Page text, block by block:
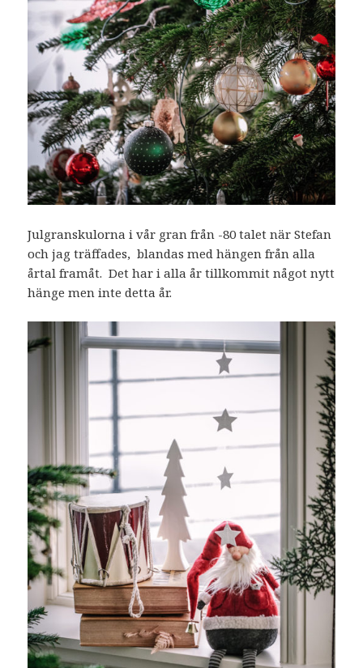
Julgranskulorna i vår gran från -80 talet när Stefan
och jag träffades, blandas med hängen från alla
årtal framåt. Det har i alla år tillkommit något nytt
hänge men inte detta år.